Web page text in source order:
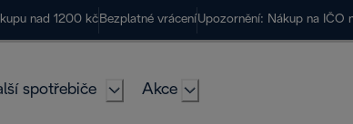
nad 1200 kč Bezplatné vráceníUpozornění: Nákup na IČO
spotřebiče Akce